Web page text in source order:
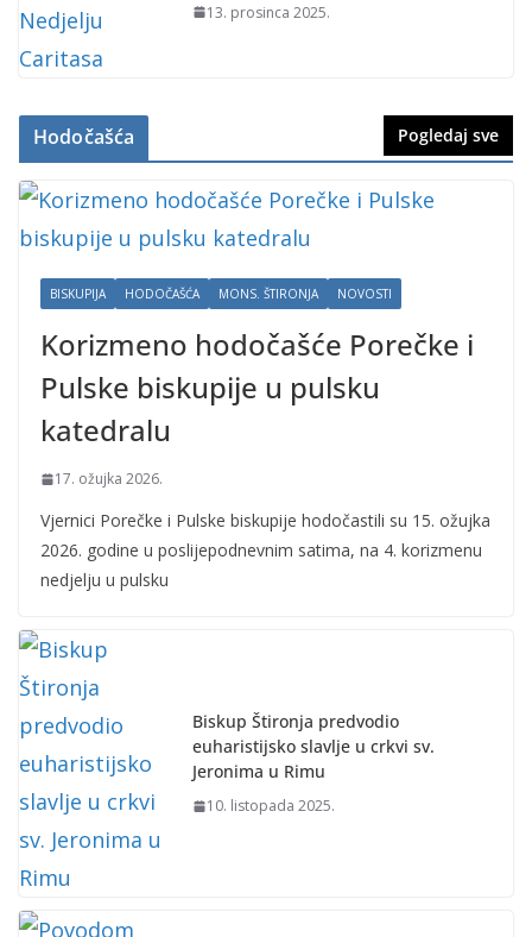
13. prosinca 2025.
Hodočašća Pogledaj sve
BISKUPIJA HODOČAŠĆA MONS. ŠTIRONJA NOVOSTI
Korizmeno hodočašće Porečke i
Pulske biskupije u pulsku
katedralu
17. ožujka 2026.
Vjernici Porečke i Pulske biskupije hodočastili su 15. ožujka
2026. godine u poslijepodnevnim satima, na 4. korizmenu
nedjelju u pulsku
Biskup Štironja predvodio
euharistijsko slavlje u crkvi sv.
Jeronima u Rimu
10. listopada 2025.